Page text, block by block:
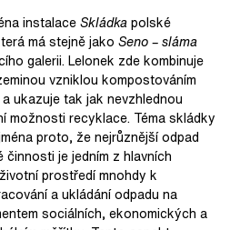
instalaceSkládkapolské
má stejně jako Seno – sláma
galerii. Lelonek zde kombinuje
vzniklou kompostováním
ukazuje tak jak nevzhlednou
možnosti recyklace. Téma skládky
proto, že nejrůznější odpad
je jedním z hlavních
prostředí mnohdy k
a ukládání odpadu na
sociálních, ekonomických a